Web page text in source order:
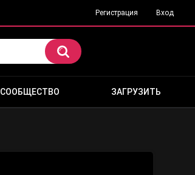
Регистрация Вход
СООБЩЕСТВО ЗАГРУЗИТЬ